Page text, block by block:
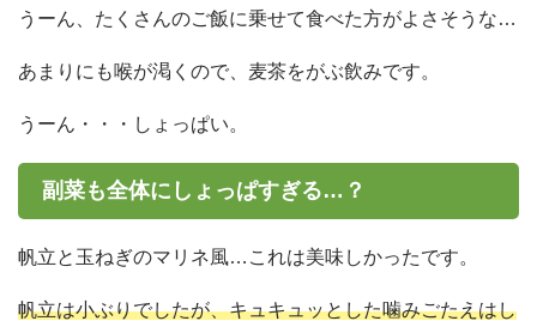
うーん、たくさんのご飯に乗せて食べた方がよさそうな…
あまりにも喉が渇くので、麦茶をがぶ飲みです。
うーん・・・しょっぱい。
副菜も全体にしょっぱすぎる…？
帆立と玉ねぎのマリネ風…これは美味しかったです。
帆立は小ぶりでしたが、キュキュッとした噛みごたえはし